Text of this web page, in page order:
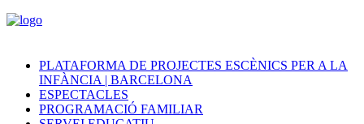
PLATAFORMA DE PROJECTES ESCÈNICS PER A LA
INFÀNCIA | BARCELONA
ESPECTACLES
PROGRAMACIÓ FAMILIAR